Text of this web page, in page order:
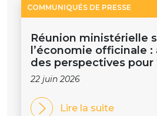
COMMUNIQUÉS DE PRESSE
Réunion ministérielle
l’économie officinale :
des perspectives pour
22 juin 2026
Lire la suite